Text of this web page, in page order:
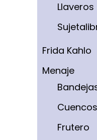
Llaveros
Frida Kahlo
Menaje
Cuencos
Frutero